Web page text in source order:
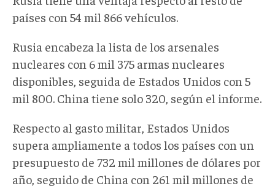
países con 54 mil 866 vehículos.
Rusia encabeza la lista de los arsenales
nucleares con 6 mil 375 armas nucleares
disponibles, seguida de Estados Unidos con 5
mil 800. China tiene solo 320, según el informe.
Respecto al gasto militar, Estados Unidos
supera ampliamente a todos los países con un
presupuesto de 732 mil millones de dólares por
año, seguido de China con 261 mil millones de